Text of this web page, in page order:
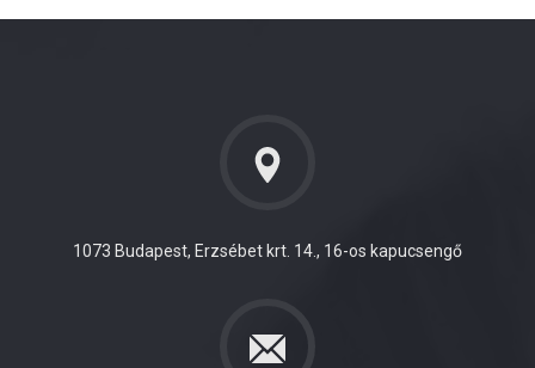
1073 Budapest, Erzsébet krt. 14., 16-os kapucsengő